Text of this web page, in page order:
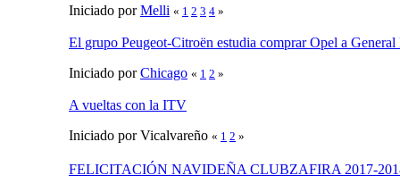
Iniciado porMelli « 1 2 3 4 »
El grupo Peugeot-Citroën estudia comprar Opel a
Iniciado porChicago « 1 2 »
A vueltas con la ITV
Iniciado por Vicalvareño « 1 2 »
FELICITACIÓN NAVIDEÑA CLUBZAFIRA 2017-